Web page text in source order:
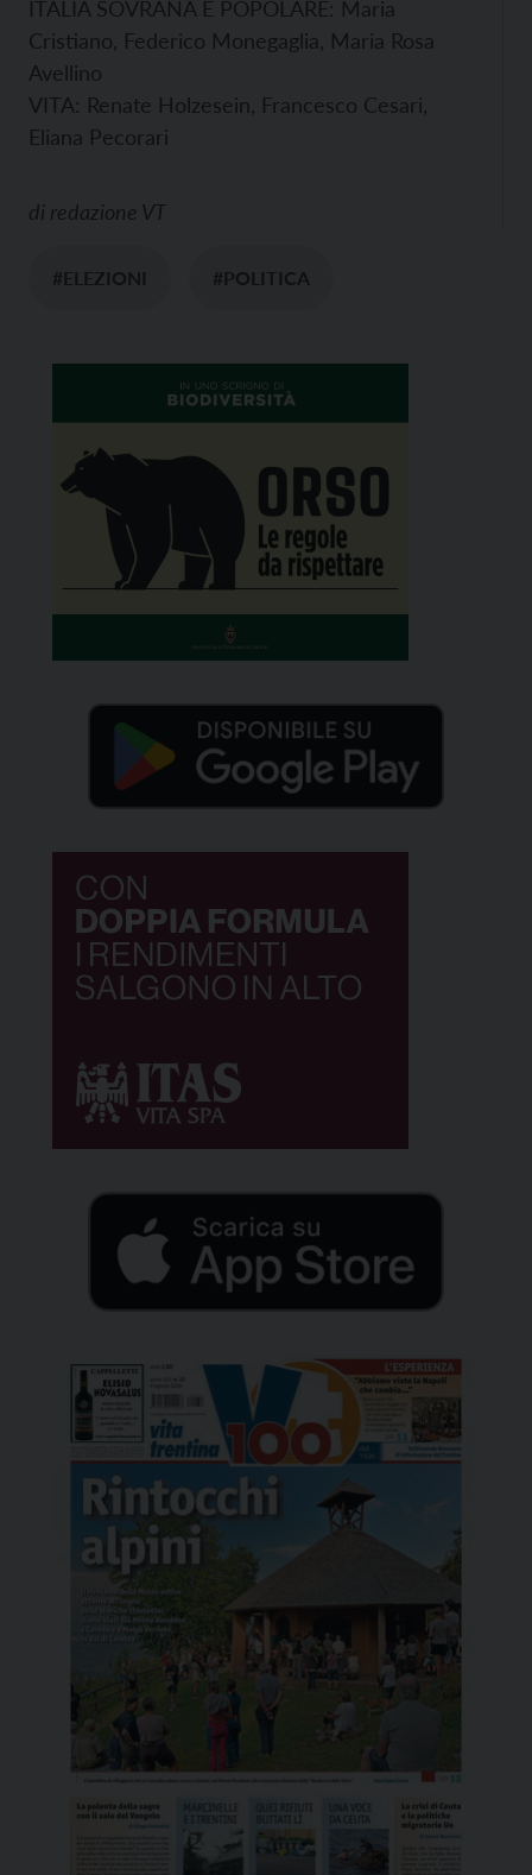
ITALIA SOVRANA E POPOLARE: Maria
Cristiano, Federico Monegaglia, Maria Rosa
Avellino
VITA: Renate Holzesein, Francesco Cesari,
Eliana Pecorari
di redazione VT
#ELEZIONI #POLITICA